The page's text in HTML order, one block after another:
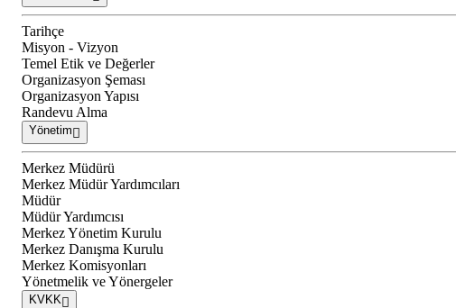
Tarihçe
Misyon - Vizyon
Temel Etik ve Değerler
Organizasyon Şeması
Organizasyon Yapısı
Randevu Alma
Yönetim
Merkez Müdürü
Merkez Müdür Yardımcıları
Müdür
Müdür Yardımcısı
Merkez Yönetim Kurulu
Merkez Danışma Kurulu
Merkez Komisyonları
Yönetmelik ve Yönergeler
KVKK